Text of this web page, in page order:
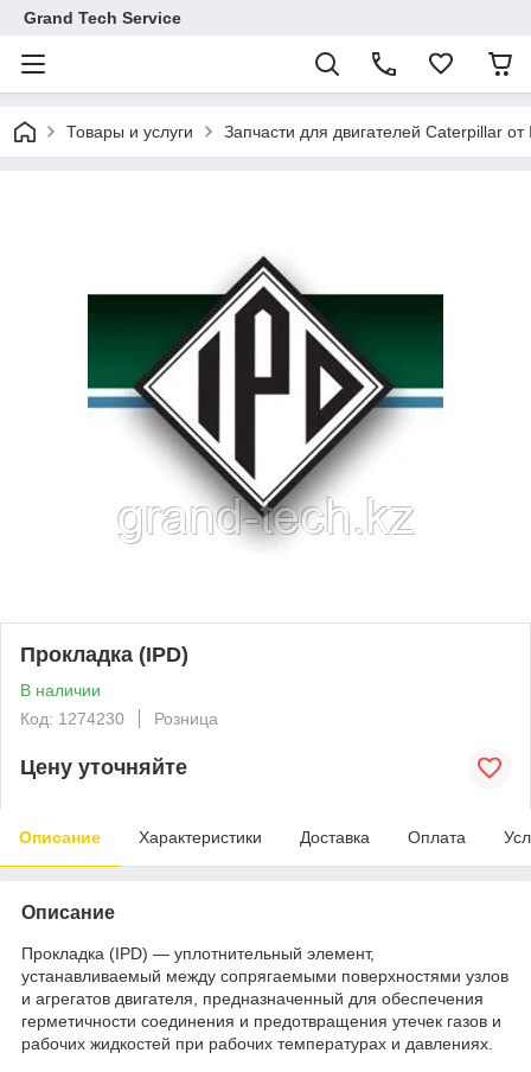
Grand Tech Service
Товары и услуги Запчасти для двигателей Caterpillar от
Прокладка (IPD)
В наличии
Код: 1274230
Розница
Цену уточняйте
Описание Характеристики Доставка Оплата
Описание
Прокладка (IPD) — уплотнительный элемент,
устанавливаемый между сопрягаемыми поверхностями узлов
и агрегатов двигателя, предназначенный для обеспечения
герметичности соединения и предотвращения утечек газов и
рабочих жидкостей при рабочих температурах и давлениях.